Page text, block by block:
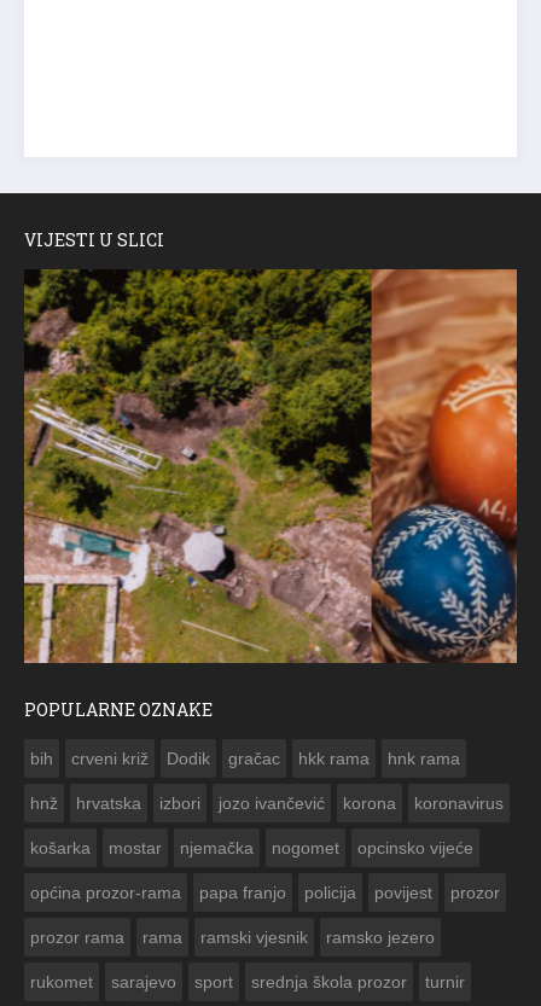
VIJESTI U SLICI
POPULARNE OZNAKE
bih crveni križ Dodik gračac hkk rama hnk rama
hnž hrvatska izbori jozo ivančević korona koronavirus
košarka mostar njemačka nogomet opcinsko vijeće
općina prozor-rama papa franjo policija povijest prozor
prozor rama rama ramski vjesnik ramsko jezero
rukomet sarajevo sport srednja škola prozor turnir